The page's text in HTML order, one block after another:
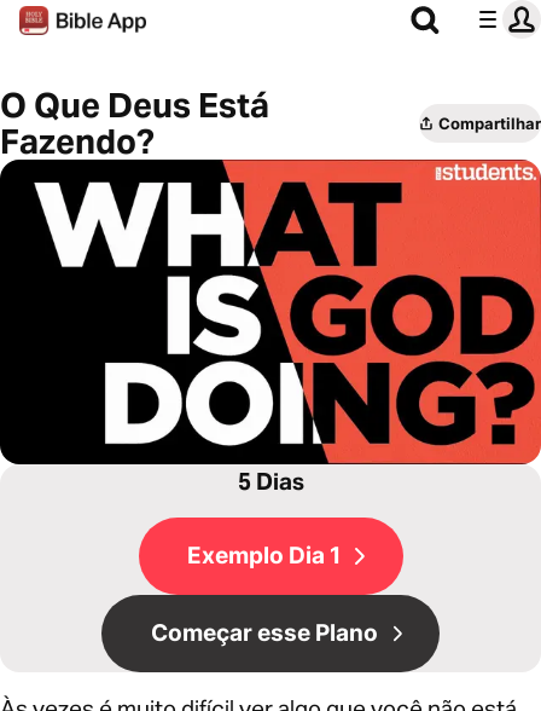
O Que Deus Está
Fazendo?
Compartilhar
5 Dias
Exemplo Dia 1
Começar esse Plano